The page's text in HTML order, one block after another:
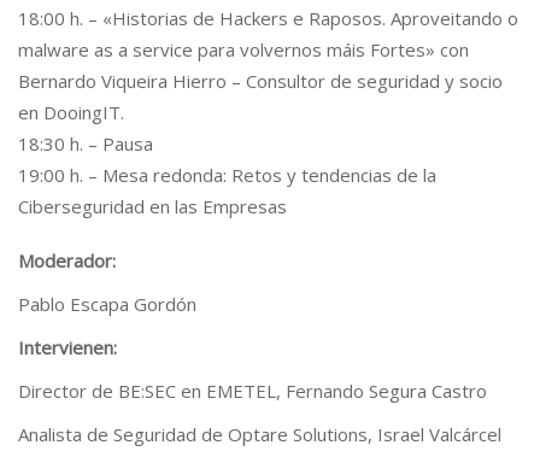
18:00 h. – «Historias de Hackers e Raposos. Aproveitando o
malware as a service para volvernos máis Fortes» con
Bernardo Viqueira Hierro – Consultor de seguridad y socio
en DooingIT.
18:30 h. – Pausa
19:00 h. – Mesa redonda: Retos y tendencias de la
Ciberseguridad en las Empresas
Moderador:
Pablo Escapa Gordón
Intervienen:
Director de BE:SEC en EMETEL, Fernando Segura Castro
Analista de Seguridad de Optare Solutions, Israel Valcárcel